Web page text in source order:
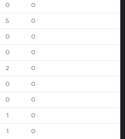
0 0
5 0
0 0
0 0
2 0
0 0
0 0
1 0
1 0